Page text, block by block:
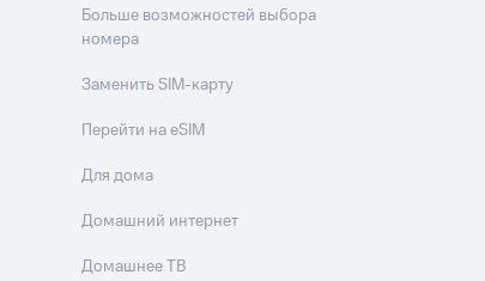
Больше возможностей выбора
номера
Заменить SIM-карту
Перейти на eSIM
Для дома
Домашний интернет
Домашнее ТВ